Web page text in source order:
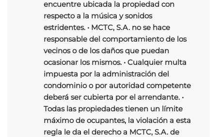
encuentre ubicada la propiedad con
respecto a la música y sonidos
estridentes. • MCTC, S.A. no se hace
responsable del comportamiento de los
vecinos o de los daños que puedan
ocasionar los mismos. • Cualquier multa
impuesta por la administración del
condominio o por autoridad competente
deberá ser cubierta por el arrendante. •
Todas las propiedades tienen un límite
máximo de ocupantes, la violación a esta
regla le da el derecho a MCTC, S.A. de